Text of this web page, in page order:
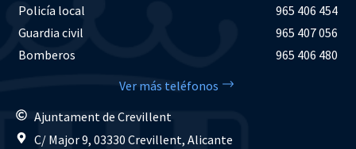
Policía local
965 406 454
Guardia civil
965 407 056
Bomberos
965 406 480
Ver más teléfonos
Ajuntament de Crevillent
C/ Major 9, 03330 Crevillent, Alicante